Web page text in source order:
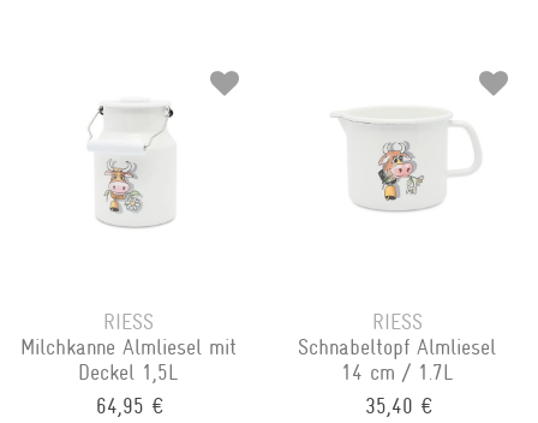
RIESS
Milchkanne Almliesel mit
Deckel 1,5L
64,95 €
RIESS
Schnabeltopf Almliesel
14 cm / 1.7L
35,40 €